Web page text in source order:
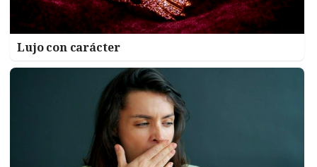
Lujo con carácter